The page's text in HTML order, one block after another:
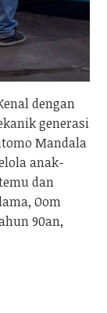
dengan
generasi
Mandala
anak-
dan
Oom
90an,